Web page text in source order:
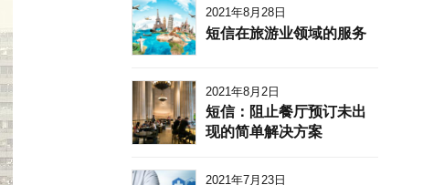
2021年8月28日
短信在旅游业领域的服务
2021年8月2日
短信：阻止餐厅预订未出
现的简单解决方案
2021年7月23日